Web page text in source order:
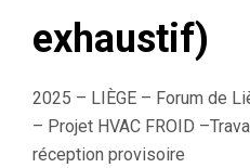
exhaustif)
2025 – LIÈGE – Forum de
– Projet HVAC FROID
réception provisoire